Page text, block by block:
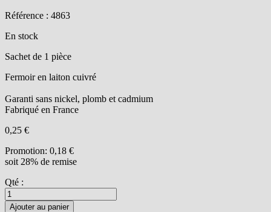
Référence : 4863
En stock
Sachet de 1 pièce
Fermoir en laiton cuivré
Garanti sans nickel, plomb et cadmium
Fabriqué en France
0,25 €
Promotion: 0,18 €
soit 28% de remise
Qté :
Ajouter au panier